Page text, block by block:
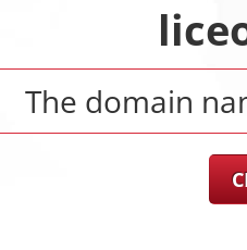
The domain